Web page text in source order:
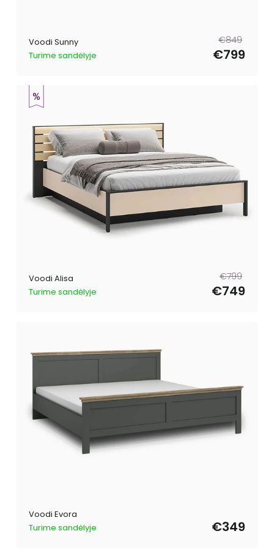
Voodi Sunny
Turime sandėlyje
Tavahind
€849
Müügihind
€799
Voodi Alisa
Turime sandėlyje
Tavahind
€799
Müügihind
€749
Voodi Evora
Turime sandėlyje
€349